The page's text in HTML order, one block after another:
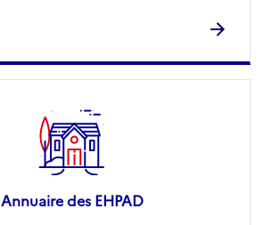
Annuaire des EHPAD